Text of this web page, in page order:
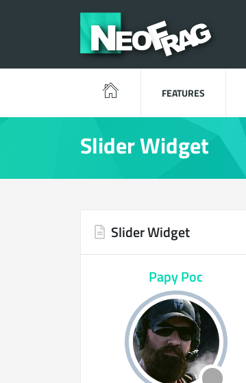
FEATURES
Slider Widget
Slider Widget
Papy Poc